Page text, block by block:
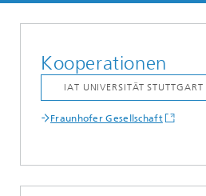
Kooperationen
Fraunhofer Gesellschaft